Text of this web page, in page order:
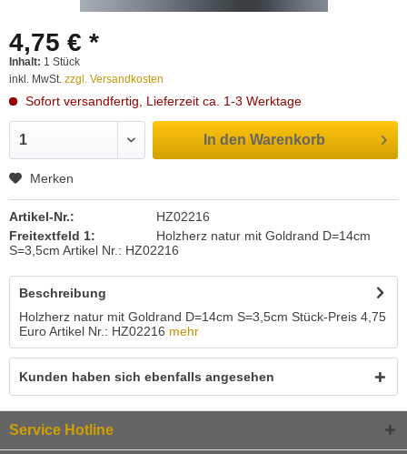
4,75 € *
Inhalt: 1 Stück
inkl. MwSt. zzgl. Versandkosten
Sofort versandfertig, Lieferzeit ca. 1-3 Werktage
In den Warenkorb
Merken
Artikel-Nr.:
HZ02216
Freitextfeld 1:
Holzherz natur mit Goldrand D=14cm
S=3,5cm Artikel Nr.: HZ02216
Beschreibung
Holzherz natur mit Goldrand D=14cm S=3,5cm Stück-Preis 4,75
Euro Artikel Nr.: HZ02216 mehr
Kunden haben sich ebenfalls angesehen
Service Hotline